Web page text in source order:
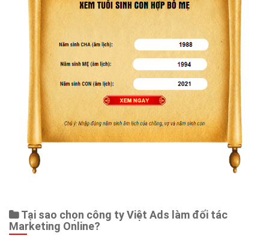
Tại sao chọn công ty Việt Ads làm đối tác
Marketing Online?